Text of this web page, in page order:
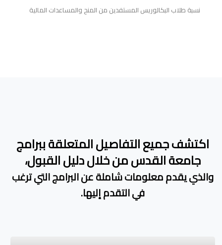
نسبة طلاب البكالوريس المستفدين من المنح والمساعدات المالية
اكتشف جميع التفاصيل المتعلقة ببرامج
جامعة القدس من خلال دليل القبول،
والذي يقدم معلومات شاملة عن البرامج التي ترغب
في التقدم إليها.